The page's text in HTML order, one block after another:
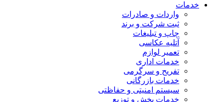
خدمات
واردات و صادرات
ثبت شرکت و برند
چاپ و تبلیغات
آتلیه عکاسی
تعمیر لوازم
خدمات اداری
تفریح و سرگرمی
خدمات بازرگانی
سیستم امنیتی و حفاظتی
خدمات پخش و توزیع